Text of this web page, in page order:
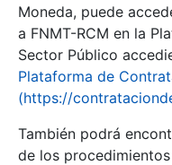
Moneda, puede
a FNMT-RCM en la
Sector Público
Plataforma de
(https://
También podrá
de los